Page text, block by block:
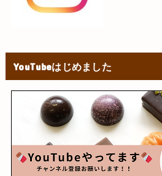
YouTubeはじめました